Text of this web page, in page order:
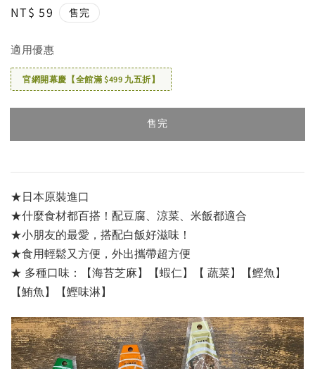
Regular
NT$ 59 售完
適用優惠
官網開幕慶【全館滿 $499 九五折】
售完
★日本原裝進口
★什麼食材都百搭！配豆腐、涼菜、米飯都適合
★小朋友的最愛，搭配白飯好滋味！
★食用輕鬆又方便，外出攜帶超方便
★ 多種口味：【海苔芝麻】【蝦仁】【 蔬菜】【鰹魚】
【鮪魚】【鰹味淋】